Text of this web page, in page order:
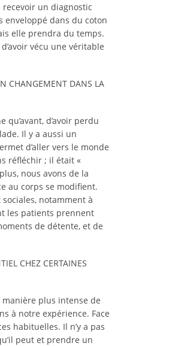
un diagnostic
enveloppé dans du coton
elle prendra du temps.
vécu une véritable
CHANGEMENT DANS LA
d’avoir perdu
Il y a aussi un
d’aller vers le monde
réfléchir ; il était «
nous avons de la
au corps se modifient.
notamment à
les patients prennent
de détente, et de
CHEZ CERTAINES
plus intense de
à notre expérience. Face
habituelles. Il n’y a pas
peut et prendre un